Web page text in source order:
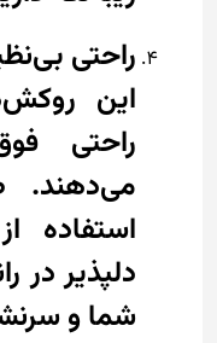
راحتی
این
راحتی
می‌دهند.
استفاده
دلپذیر در
شما و